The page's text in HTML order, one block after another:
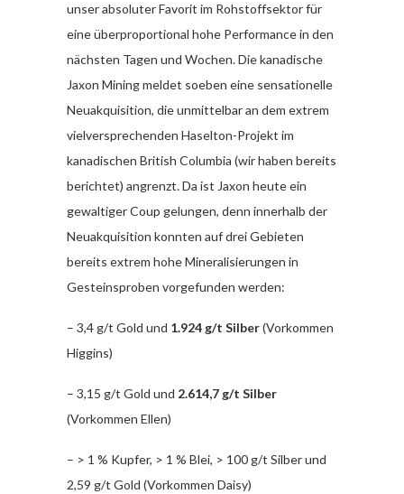
unser absoluter Favorit im Rohstoffsektor für
eine überproportional hohe Performance in den
nächsten Tagen und Wochen. Die kanadische
Jaxon Mining meldet soeben eine sensationelle
Neuakquisition, die unmittelbar an dem extrem
vielversprechenden Haselton-Projekt im
kanadischen British Columbia (wir haben bereits
berichtet) angrenzt. Da ist Jaxon heute ein
gewaltiger Coup gelungen, denn innerhalb der
Neuakquisition konnten auf drei Gebieten
bereits extrem hohe Mineralisierungen in
Gesteinsproben vorgefunden werden:
– 3,4 g/t Gold und 1.924 g/t Silber(Vorkommen
Higgins)
– 3,15 g/t Gold und 2.614,7 g/t Silber
(Vorkommen Ellen)
– > 1 % Kupfer, > 1 % Blei, > 100 g/t Silber und
2,59 g/t Gold (Vorkommen Daisy)